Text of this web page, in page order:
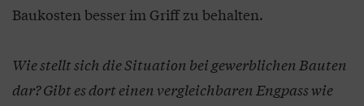
Baukosten besser im Griff zu behalten.
Wie stellt sich die Situation bei gewerblichen Bauten
dar? Gibt es dort einen vergleichbaren Engpass wie